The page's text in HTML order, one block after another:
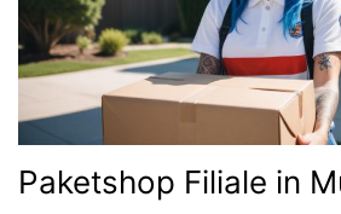
Paketshop Filiale in